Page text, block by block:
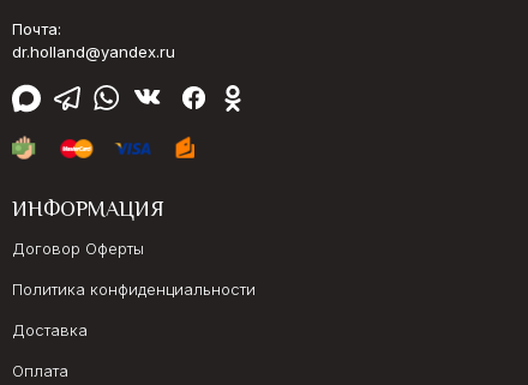
Почта:
dr.holland@yandex.ru
ИНФОРМАЦИЯ
Договор Оферты
Политика конфиденциальности
Доставка
Оплата